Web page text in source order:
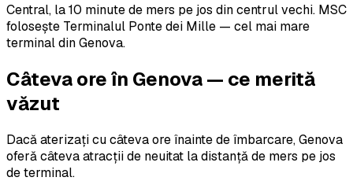
Central, la 10 minute de mers pe jos din centrul vechi. MSC
folosește Terminalul Ponte dei Mille — cel mai mare
terminal din Genova.
Câteva ore în Genova — ce merită
văzut
Dacă aterizați cu câteva ore înainte de îmbarcare, Genova
oferă câteva atracții de neuitat la distanță de mers pe jos
de terminal.